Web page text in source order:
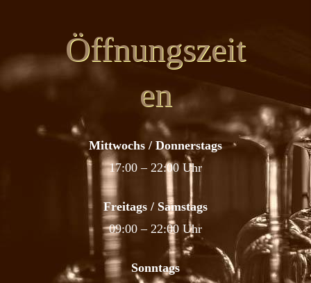
Öffnungszeit
en
Mittwochs / Donnerstags
17:00 – 22:00 Uhr
Freitags / Samstags
09:00 – 22:00 Uhr
Sonntags